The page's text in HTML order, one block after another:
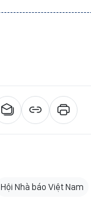
Hội Nhà báo Việt Nam